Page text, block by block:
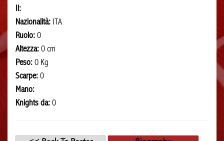
Il:
Nazionalità: ITA
Ruolo: 0
Altezza: 0 cm
Peso: 0 Kg
Scarpe: 0
Mano:
Knights da: 0